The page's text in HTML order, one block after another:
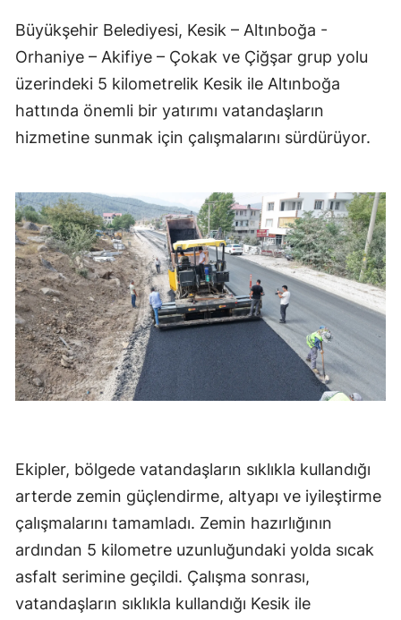
Büyükşehir Belediyesi, Kesik – Altınboğa -
Orhaniye – Akifiye – Çokak ve Çiğşar grup yolu
üzerindeki 5 kilometrelik Kesik ile Altınboğa
hattında önemli bir yatırımı vatandaşların
hizmetine sunmak için çalışmalarını sürdürüyor.
Ekipler, bölgede vatandaşların sıklıkla kullandığı
arterde zemin güçlendirme, altyapı ve iyileştirme
çalışmalarını tamamladı. Zemin hazırlığının
ardından 5 kilometre uzunluğundaki yolda sıcak
asfalt serimine geçildi. Çalışma sonrası,
vatandaşların sıklıkla kullandığı Kesik ile